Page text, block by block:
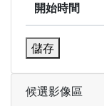
開始時間
儲存
候選影像區